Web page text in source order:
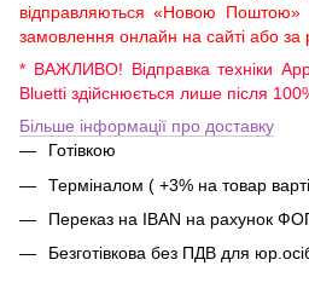
відправляються «Новою Поштою»
замовлення онлайн на сайті або за
* ВАЖЛИВО! Відправка техніки
Bluetti здійснюється лише після
Більше інформації про доставку
Готівкою
Терміналом ( +3% на товар
Переказ на IBAN на рахунок
Безготівкова без ПДВ для